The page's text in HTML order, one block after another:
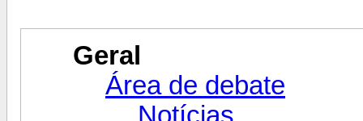
Geral
Área de debate
Notícias